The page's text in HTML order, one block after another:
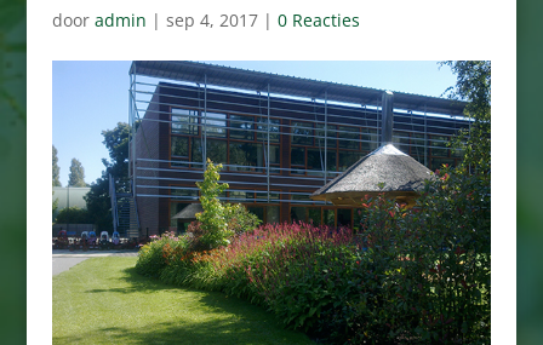
door admin | sep 4, 2017| 0 Reacties